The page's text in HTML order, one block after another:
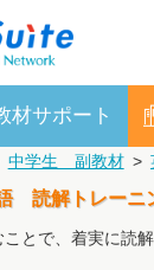
材サポート
中学生 副教材 >
読解トレー
とで、着実に読解